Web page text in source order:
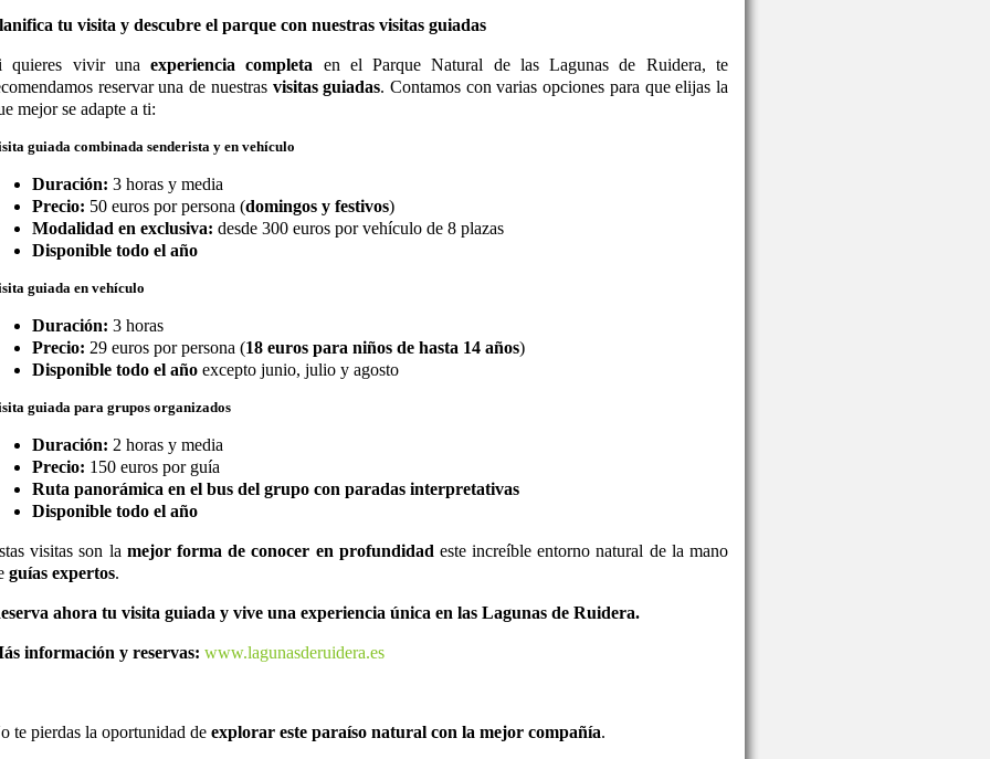
tu visita y descubre el parque con nuestras visitas guiadas
quieres vivir unaexperiencia completa en el Parque Natural de las Lagunas de Ruidera, te
reservar una de nuestras visitas guiadas. Contamos con varias opciones para que elijas la
mejor se adapte a ti:
guiada combinada senderista y en vehículo
Duración: 3 horas y media
Precio: 50 euros por persona (domingos y festivos)
Modalidad en exclusiva: desde 300 euros por vehículo de 8 plazas
Disponible todo el año
guiada en vehículo
Duración: 3 horas
Precio: 29 euros por persona (18 euros para niños de hasta 14 años)
Disponible todo el año excepto junio, julio y agosto
guiada para grupos organizados
Duración: 2 horas y media
Precio: 150 euros por guía
Ruta panorámica en el bus del grupo con paradas interpretativas
Disponible todo el año
visitas son la mejor forma de conocer en profundidad este increíble entorno natural de la mano
guías expertos.
ahora tu visita guiada y vive una experiencia única en las Lagunas de Ruidera.
información y reservas: www.lagunasderuidera.es
te pierdas la oportunidad de explorar este paraíso natural con la mejor compañía.